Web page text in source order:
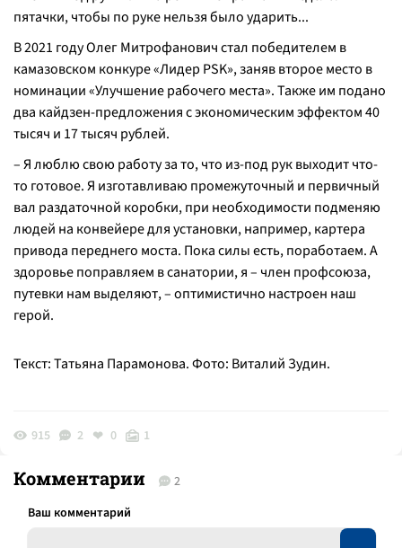
пятачки, чтобы по руке нельзя было ударить...
В 2021 году Олег Митрофанович стал победителем в
камазовском конкуре «Лидер PSK», заняв второе место в
номинации «Улучшение рабочего места». Также им подано
два кайдзен-предложения с экономическим эффектом 40
тысяч и 17 тысяч рублей.
– Я люблю свою работу за то, что из-под рук выходит что-
то готовое. Я изготавливаю промежуточный и первичный
вал раздаточной коробки, при необходимости подменяю
людей на конвейере для установки, например, картера
привода переднего моста. Пока силы есть, поработаем. А
здоровье поправляем в санатории, я – член профсоюза,
путевки нам выделяют, – оптимистично настроен наш
герой.
Текст: Татьяна Парамонова. Фото: Виталий Зудин.
915 2 0 1
Комментарии 2